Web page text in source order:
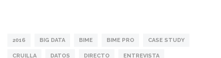
2016 BIG DATA BIME BIME PRO CASE STUDY
CRUILLA DATOS DIRECTO ENTREVISTA